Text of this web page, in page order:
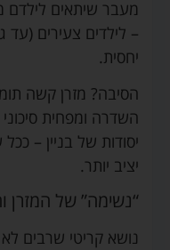
מעבר שיתאים
יחסית.
הסיבה? מזרן קשה
השדרה ומפחית
יסודות של בניין –
יציב יותר.
“נשימה” של המזרן
נושא קריטי שרבים לא